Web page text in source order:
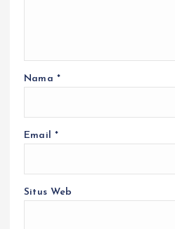
Nama *
Email *
Situs Web